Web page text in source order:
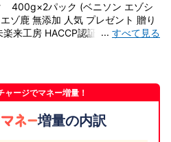
400g×2パック (ベニソン エゾシ
ゾ鹿 無添加 人気 プレゼント 贈り
来工房 HACCP認証 お肉 肉 ジビ
... すべて見る
ャージでマネー増量！
増量の内訳